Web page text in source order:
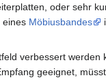
oder sehr
eines Möbiusbandes
verbessert werden
geeignet,